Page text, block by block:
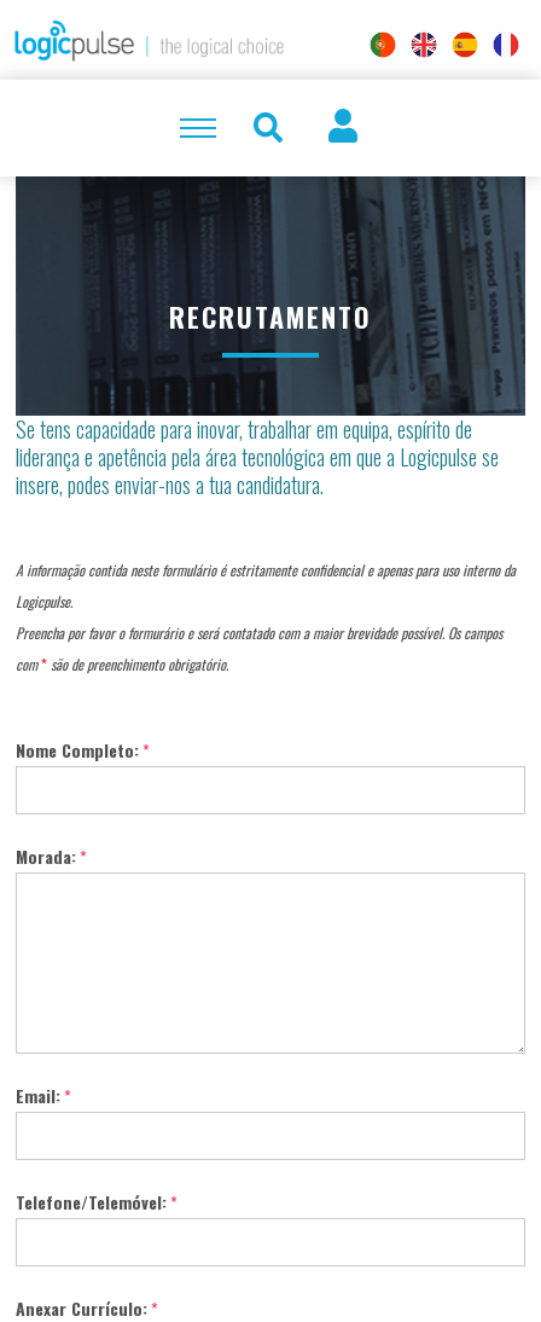
RECRUTAMENTO
Se tens capacidade para inovar, trabalhar em equipa, espírito de
liderança e apetência pela área tecnológica em que a Logicpulse se
insere, podes enviar-nos a tua candidatura.
A informação contida neste formulário é estritamente confidencial e apenas para uso interno da
Logicpulse.
Preencha por favor o formurário e será contatado com a maior brevidade possível. Os campos
com*são de preenchimento obrigatório.
Nome Completo:*
Morada:*
Email:*
Telefone/Telemóvel:*
Anexar Currículo:*